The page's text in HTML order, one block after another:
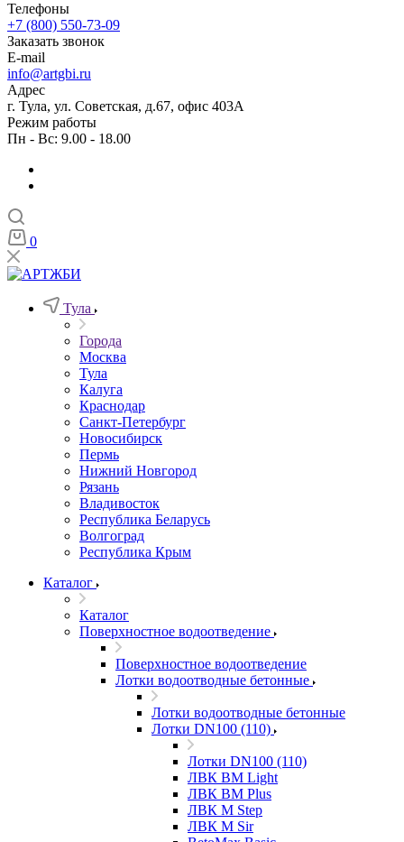
Телефоны
+7 (800) 550-73-09
Заказать звонок
E-mail
info@artgbi.ru
Адрес
г. Тула, ул. Советская, д.67, офис 403А
Режим работы
Пн - Вс: 9.00 - 18.00
0
Тула
Города
Москва
Тула
Калуга
Краснодар
Санкт-Петербург
Новосибирск
Пермь
Нижний Новгород
Рязань
Владивосток
Республика Беларусь
Волгоград
Республика Крым
Каталог
Каталог
Поверхностное водоотведение
Поверхностное водоотведение
Лотки водоотводные бетонные
Лотки водоотводные бетонные
Лотки DN100 (110)
Лотки DN100 (110)
ЛВК ВМ Light
ЛВК ВМ Plus
ЛВК М Step
ЛВК М Sir